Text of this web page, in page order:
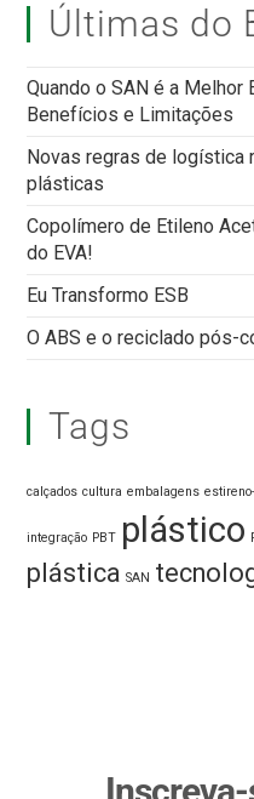
Últimas do
Quando o SAN é a Melhor
Benefícios e Limitações
Novas regras de logística
plásticas
Copolímero de Etileno
do EVA!
Eu Transformo ESB
O ABS e o reciclado pós-
Tags
calçados cultura embalagens
integração PBT plástico
plástica SAN